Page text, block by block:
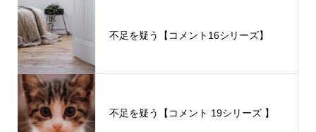
不足を疑う【コメント16シリーズ】
不足を疑う【コメント 19シリーズ 】